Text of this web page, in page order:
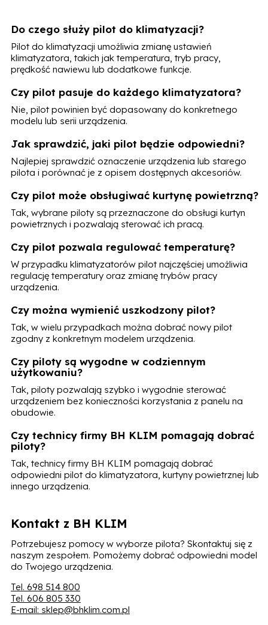
Do czego służy pilot do klimatyzacji?
Pilot do klimatyzacji umożliwia zmianę ustawień
klimatyzatora, takich jak temperatura, tryb pracy,
prędkość nawiewu lub dodatkowe funkcje.
Czy pilot pasuje do każdego klimatyzatora?
Nie, pilot powinien być dopasowany do konkretnego
modelu lub serii urządzenia.
Jak sprawdzić, jaki pilot będzie odpowiedni?
Najlepiej sprawdzić oznaczenie urządzenia lub starego
pilota i porównać je z opisem dostępnych akcesoriów.
Czy pilot może obsługiwać kurtynę powietrzną?
Tak, wybrane piloty są przeznaczone do obsługi kurtyn
powietrznych i pozwalają sterować ich pracą.
Czy pilot pozwala regulować temperaturę?
W przypadku klimatyzatorów pilot najczęściej umożliwia
regulację temperatury oraz zmianę trybów pracy
urządzenia.
Czy można wymienić uszkodzony pilot?
Tak, w wielu przypadkach można dobrać nowy pilot
zgodny z konkretnym modelem urządzenia.
Czy piloty są wygodne w codziennym
użytkowaniu?
Tak, piloty pozwalają szybko i wygodnie sterować
urządzeniem bez konieczności korzystania z panelu na
obudowie.
Czy technicy firmy BH KLIM pomagają dobrać
piloty?
Tak, technicy firmy BH KLIM pomagają dobrać
odpowiedni pilot do klimatyzatora, kurtyny powietrznej lub
innego urządzenia.
Kontakt z BH KLIM
Potrzebujesz pomocy w wyborze pilota? Skontaktuj się z
naszym zespołem. Pomożemy dobrać odpowiedni model
do Twojego urządzenia.
Tel. 698 514 800
Tel. 606 805 330
E-mail: sklep@bhklim.com.pl